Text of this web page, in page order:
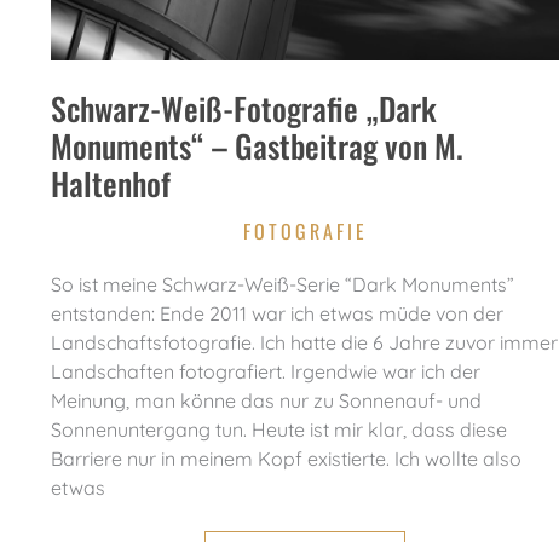
Schwarz-Weiß-Fotografie „Dark
Monuments“ – Gastbeitrag von M.
Haltenhof
FOTOGRAFIE
So ist meine Schwarz-Weiß-Serie “Dark Monuments”
entstanden: Ende 2011 war ich etwas müde von der
Landschaftsfotografie. Ich hatte die 6 Jahre zuvor immer
Landschaften fotografiert. Irgendwie war ich der
Meinung, man könne das nur zu Sonnenauf- und
Sonnenuntergang tun. Heute ist mir klar, dass diese
Barriere nur in meinem Kopf existierte. Ich wollte also
etwas